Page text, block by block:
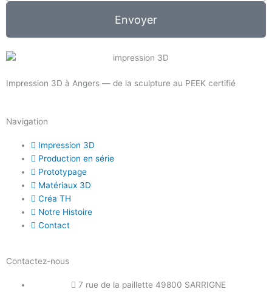
Envoyer
Impression 3D à Angers — de la sculpture au PEEK certifié
Navigation
Impression 3D
Production en série
Prototypage
Matériaux 3D
Créa TH
Notre Histoire
Contact
Contactez-nous
7 rue de la paillette 49800 SARRIGNE